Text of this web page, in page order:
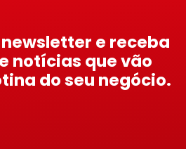
e receba
notícias que vão
do seu negócio.